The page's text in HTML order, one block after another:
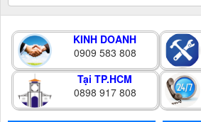
KINH DOANH
0909 583 808
Tại TP.HCM
0898 917 808